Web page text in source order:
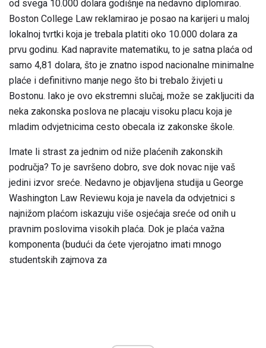
od svega 10.000 dolara godišnje na nedavno diplomirao.
Boston College Law reklamirao je posao na karijeri u maloj
lokalnoj tvrtki koja je trebala platiti oko 10.000 dolara za
prvu godinu. Kad napravite matematiku, to je satna plaća od
samo 4,81 dolara, što je znatno ispod nacionalne minimalne
plaće i definitivno manje nego što bi trebalo živjeti u
Bostonu. Iako je ovo ekstremni slučaj, može se zakljuciti da
neka zakonska poslova ne placaju visoku placu koja je
mladim odvjetnicima cesto obecala iz zakonske škole.
Imate li strast za jednim od niže plaćenih zakonskih
područja? To je savršeno dobro, sve dok novac nije vaš
jedini izvor sreće. Nedavno je objavljena studija u George
Washington Law Reviewu koja je navela da odvjetnici s
najnižom plaćom iskazuju više osjećaja sreće od onih u
pravnim poslovima visokih plaća. Dok je plaća važna
komponenta (budući da ćete vjerojatno imati mnogo
studentskih zajmova za